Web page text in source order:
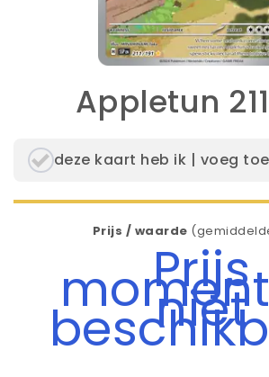
Appletun
deze kaart heb ik | voeg
Prijs / waarde
Prijs
niet